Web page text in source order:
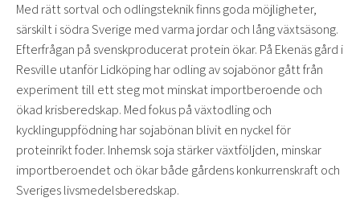
Med rätt sortval och odlingsteknik finns goda möjligheter,
särskilt i södra Sverige med varma jordar och lång växtsäsong.
Efterfrågan på svenskproducerat protein ökar. På Ekenäs gård i
Resville utanför Lidköping har odling av sojabönor gått från
experiment till ett steg mot minskat importberoende och
ökad krisberedskap. Med fokus på växtodling och
kycklinguppfödning har sojabönan blivit en nyckel för
proteinrikt foder. Inhemsk soja stärker växtföljden, minskar
importberoendet och ökar både gårdens konkurrenskraft och
Sveriges livsmedelsberedskap.